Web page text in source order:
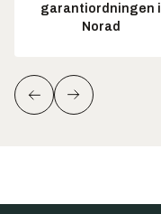
garantiordningen i
Norad